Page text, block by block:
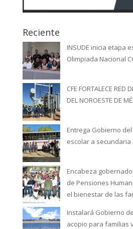
Reciente
INSUDE inicia etapa
Olimpiada Nacional
CFE FORTALECE RED
DEL NOROESTE DE
Entrega Gobierno
escolar a secundaria
Encabeza
de Pensiones
el bienestar de las
Instalará Gobierno
acopio para familias